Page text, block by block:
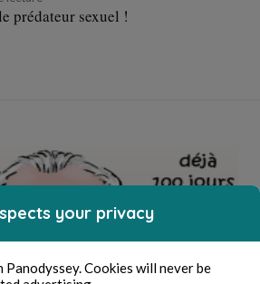
prédateur sexuel !
your privacy
Panodyssey. Cookies will never be